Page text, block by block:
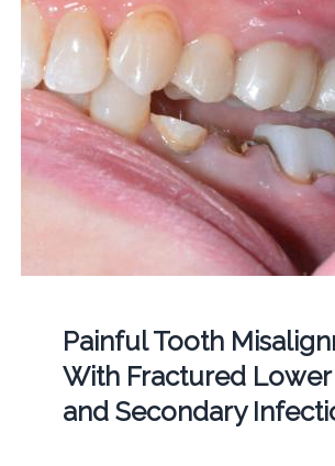
Painful Tooth
With Fractured
and Secondary